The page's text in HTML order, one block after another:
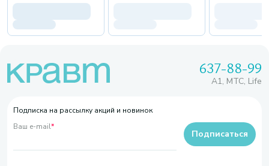
637-88-99
A1, МТС, Life
Подписка на рассылку акций и новинок
Ваш e-mail*
Подписаться